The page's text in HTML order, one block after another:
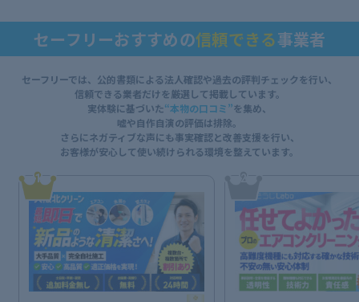
セーフリーおすすめの信頼できる事業者
セーフリーでは、公的書類による法人確認や過去の評判チェックを行い、
信頼できる業者だけを厳選して掲載しています。
実体験に基づいた“本物の口コミ”を集め、
嘘や自作自演の評価は排除。
さらにネガティブな声にも事実確認と改善支援を行い、
お客様が安心して使い続けられる環境を整えています。
1